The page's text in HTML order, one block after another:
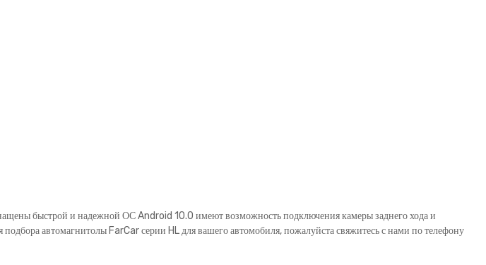
быстрой и надежной ОС Android 10.0 имеют возможность подключения камеры заднего хода и
автомагнитолы FarCar серии HL для вашего автомобиля, пожалуйста свяжитесь с нами по телефону